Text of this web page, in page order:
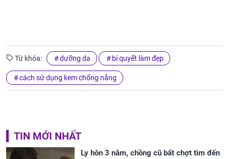
Từ khóa: dưỡng da bí quyết làm đẹp
cách sử dụng kem chống nắng
TIN MỚI NHẤT
Ly hôn 3 năm, chồng cũ bất chợt tìm đến